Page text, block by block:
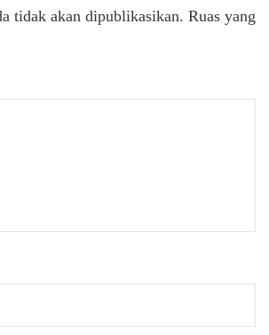
tidak akan dipublikasikan. Ruas yang